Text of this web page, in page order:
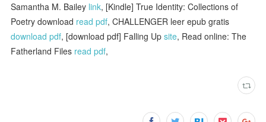
Samantha M. Bailey link, [Kindle] True Identity: Collections of
Poetry download read pdf, CHALLENGER leer epub gratis
download pdf, [download pdf] Falling Upsite, Read online: The
Fatherland Files read pdf,